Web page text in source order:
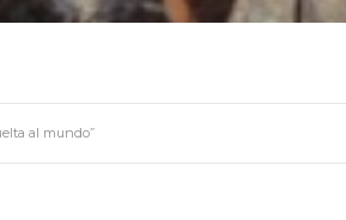
al mundo”